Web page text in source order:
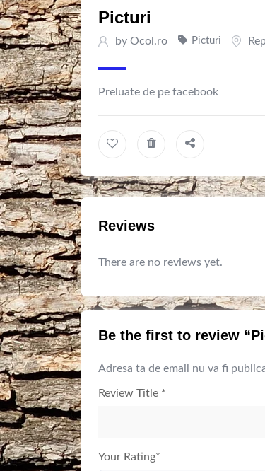
Picturi
by Ocol.ro Picturi
Preluate de pe facebook
Reviews
There are no reviews yet.
Be the first to review
Adresa ta de email nu va fi
Review Title *
Your Rating*